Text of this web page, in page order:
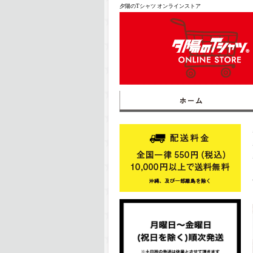
夕陽のTシャツ オンラインストア